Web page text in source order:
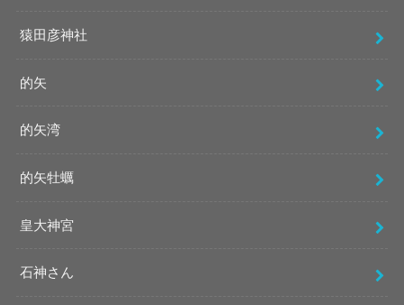
猿田彦神社
的矢
的矢湾
的矢牡蠣
皇大神宮
石神さん